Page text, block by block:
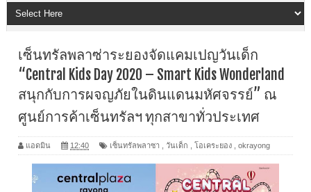
เซ็นทรัลพลาซ่าระยองจัดแคมเปญวันเด็ก
“Central Kids Day 2020 – Smart Kids Wonderland
สนุกกับการผจญภัยในดินแดนมหัศจรรย์” ณ
ศูนย์การค้าเซ็นทรัลฯ ทุกสาขาทั่วประเทศ
แอดมิน 12:40 เซ็นทรัลพลาซา วันเด็ก โอเคระยอง okrayong